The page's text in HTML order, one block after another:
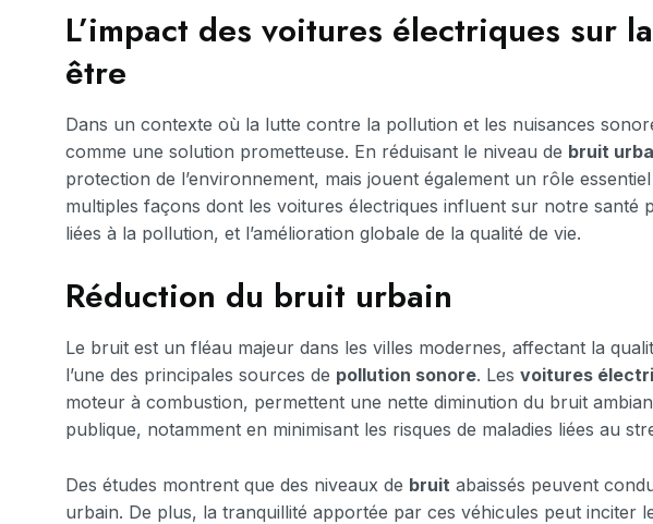
L’impact des voitures électriques
être
Dans un contexte où la lutte contre la pollution et les nuisances
comme une solution prometteuse. En réduisant le niveau de bruit
protection de l’environnement, mais jouent également un rôle
multiples façons dont les voitures électriques influent sur notre santé
liées à la pollution, et l’amélioration globale de la qualité de vie.
Réduction du bruit urbain
Le bruit est un fléau majeur dans les villes modernes, affectant la
l’une des principales sources de pollution sonore. Les voitures
moteur à combustion, permettent une nette diminution du bruit
publique, notamment en minimisant les risques de maladies liées au
Des études montrent que des niveaux de bruit abaissés peuvent
urbain. De plus, la tranquillité apportée par ces véhicules peut inciter